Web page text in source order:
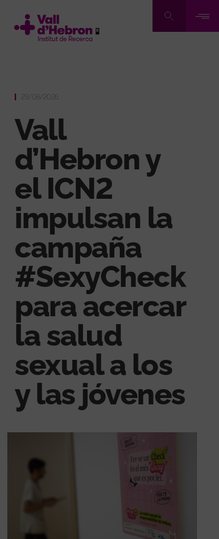
contenido
29/06/2026
Vall
d’Hebron y
el ICN2
impulsan la
campaña
#SexyCheck
para acercar
la salud
sexual a los
y las jóvenes